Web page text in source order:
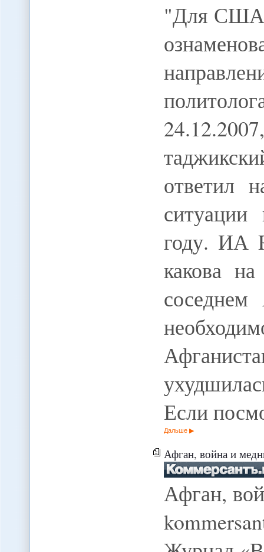
"Для США
ответил
году. ИА
какова
соседнем
Если
Дальше
Афган, война и
Афган,